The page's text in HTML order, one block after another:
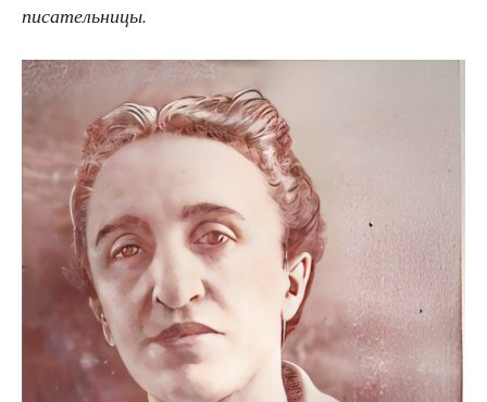
писательницы.